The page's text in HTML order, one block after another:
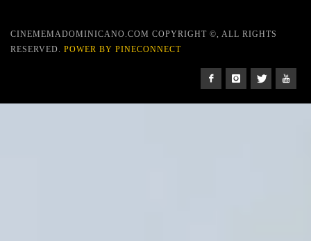
CINEMEMADOMINICANO.COM COPYRIGHT ©, ALL RIGHTS
RESERVED. POWER BY PINECONNECT